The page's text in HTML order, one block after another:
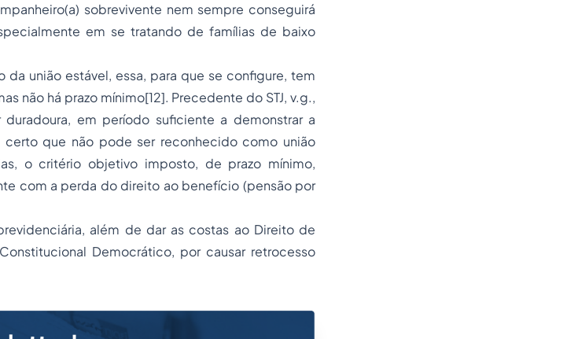
sobrevivente nem sempre conseguirá
em se tratando de famílias de baixo
união estável, essa, para que se configure, tem
não há prazo mínimo[12]. Precedente do STJ, v.g.,
em período suficiente a demonstrar a
que não pode ser reconhecido como união
o critério objetivo imposto, de prazo mínimo,
com a perda do direito ao benefício (pensão por
além de dar as costas ao Direito de
Democrático, por causar retrocesso